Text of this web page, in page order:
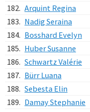
182. Arquint Regina
183. Nadig Seraina
184. Bosshard Evelyn
185. Huber Susanne
186. Schwartz Valérie
187. Bürr Luana
188. Sebesta Elin
189. Damay Stephanie